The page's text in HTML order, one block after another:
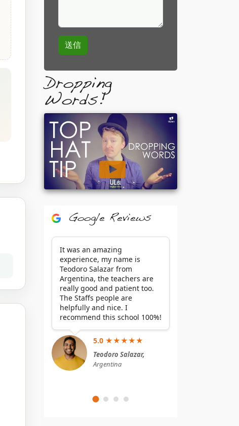
Dropping
Words!
Google Reviews
It was an amazing
experience, my name is
Teodoro Salazar from
Argentina, the teachers are
really good and patient too.
The Staffs people are
helpfully and nice. I
recommend this school 100%!
5.0 ★★★★★
Teodoro Salazar,
Argentina